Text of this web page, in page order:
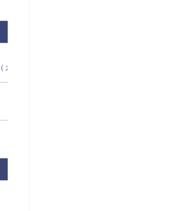
（カウンセリング）